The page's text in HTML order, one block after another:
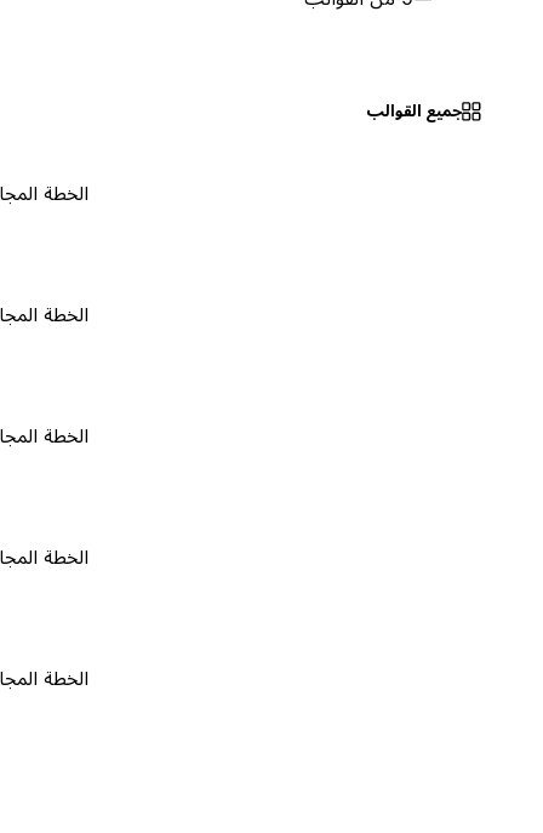
جميع القوالب
الخطة المجانية ٠
الخطة المجانية ٠
الخطة المجانية ٠
الخطة المجانية ٠
الخطة المجانية ٠